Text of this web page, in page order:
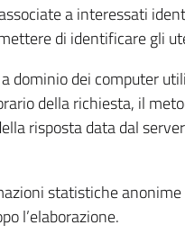
a interessati
di identificare gli
dominio dei computer
della richiesta, il
risposta data dal
statistiche
l’elaborazione.